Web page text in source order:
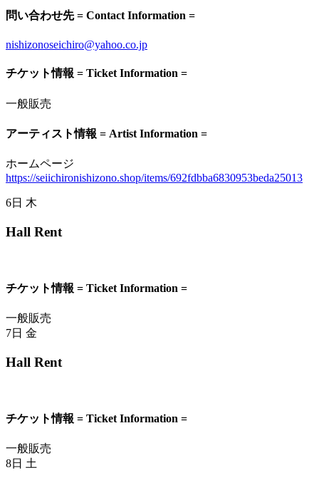
問い合わせ先 = Contact Information =
nishizonoseichiro@yahoo.co.jp
チケット情報 = Ticket Information =
一般販売
アーティスト情報 = Artist Information =
ホームページ
https://seiichironishizono.shop/items/692fdbba6830953beda25013
6日 木
Hall Rent
チケット情報 = Ticket Information =
一般販売
7日 金
Hall Rent
チケット情報 = Ticket Information =
一般販売
8日 土